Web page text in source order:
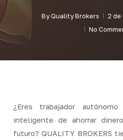
ByQuality Brokers
2 de
No
¿Eres trabajador
inteligente de ahorrar
futuro? QUALITY BROKERS